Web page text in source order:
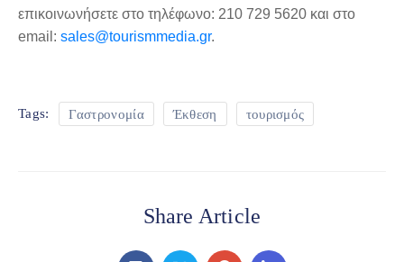
επικοινωνήσετε στο τηλέφωνο: 210 729 5620 και στο
email: sales@tourismmedia.gr.
Tags: Γαστρονομία Έκθεση τουρισμός
Share Article